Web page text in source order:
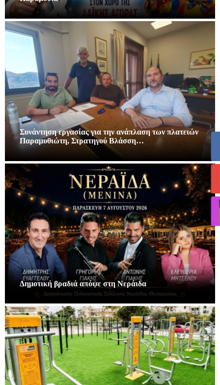
Συνάντηση εργασίας για την ανάπλαση των πλατειών
Παραμυθιώτη, Στρατηγού Βλάσση…
Δημοτική βραδιά απόψε στη Νεράιδα